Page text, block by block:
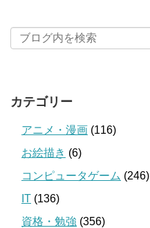
カテゴリー
アニメ・漫画 (116)
お絵描き (6)
コンピュータゲーム (246)
IT (136)
資格・勉強 (356)